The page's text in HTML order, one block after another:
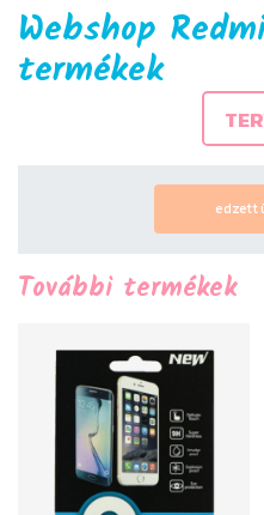
Webshop
termékek
edzett
További termékek